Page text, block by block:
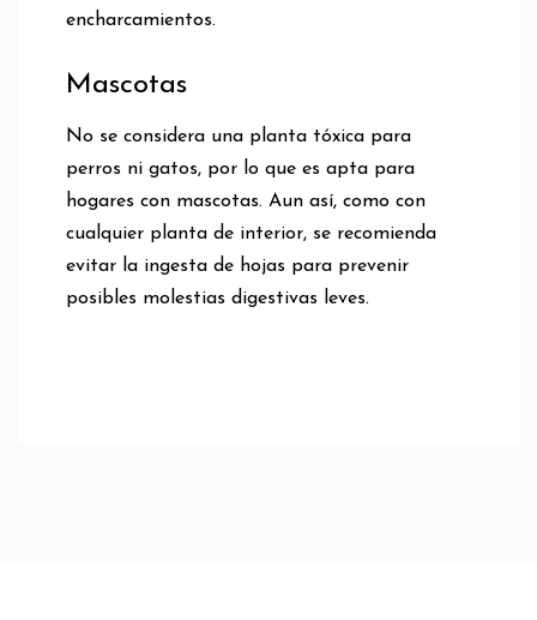
encharcamientos.
Mascotas
No se considera una planta tóxica para
perros ni gatos, por lo que es apta para
hogares con mascotas. Aun así, como con
cualquier planta de interior, se recomienda
evitar la ingesta de hojas para prevenir
posibles molestias digestivas leves.